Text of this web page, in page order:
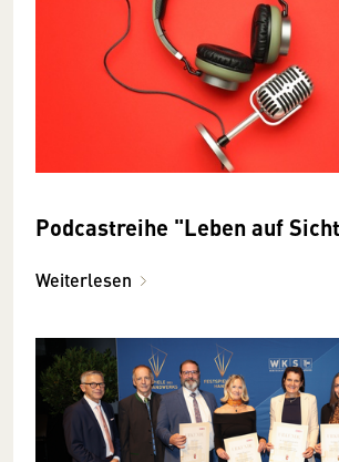
Podcastreihe "Leben auf
Weiterlesen